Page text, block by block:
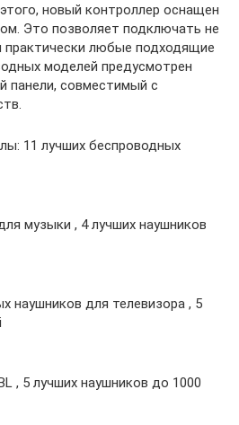
новый контроллер оснащен
Это позволяет подключать не
практически любые подходящие
моделей предусмотрен
панели, совместимый с
11 лучших беспроводных
музыки , 4 лучших наушников
наушников для телевизора , 5
, 5 лучших наушников до 1000